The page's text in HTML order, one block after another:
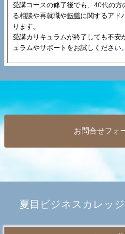
受講コースの修了後でも、 40代の方
る相談や再就職や転職に関するアド
ります。
受講カリキュラムが終了しても不安
ュラムやサポートをお試しください。
お問合せフォ
夏目ビジネスカレッ